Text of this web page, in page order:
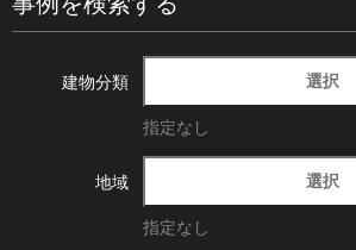
建物分類 選択
指定なし
地域 選択
指定なし